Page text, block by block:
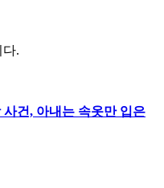
다.
사건, 아내는 속옷만 입은